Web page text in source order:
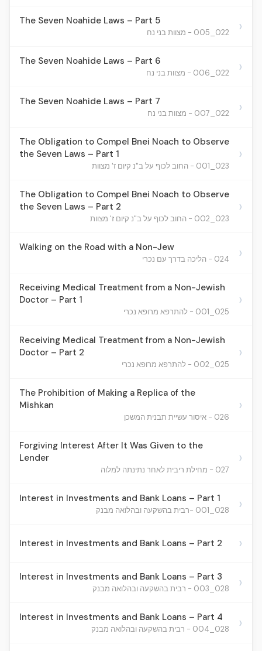
The Seven Noahide Laws – Part 5
022_005 - מצוות בני נח ›
The Seven Noahide Laws – Part 6
022_006 - מצוות בני נח ›
The Seven Noahide Laws – Part 7
022_007 - מצוות בני נח ›
The Obligation to Compel Bnei Noach to Observe
the Seven Laws – Part 1
023_001 - החוב לכוף על ב"נ קיום ז' מצוות
›
The Obligation to Compel Bnei Noach to Observe
the Seven Laws – Part 2
023_002 - החוב לכוף על ב"נ קיום ז' מצוות
›
Walking on the Road with a Non-Jew
024 - הליכה בדרך עם נכרי ›
Receiving Medical Treatment from a Non-Jewish
Doctor – Part 1
025_001 - להתרפא מרופא נכרי
›
Receiving Medical Treatment from a Non-Jewish
Doctor – Part 2
025_002 - להתרפא מרופא נכרי
›
The Prohibition of Making a Replica of the
Mishkan
026 - איסור עשיית תבנית המשכן
›
Forgiving Interest After It Was Given to the
Lender
027 - מחילת ריבית לאחר נתינתה למלוה
›
Interest in Investments and Bank Loans – Part 1
028_001 -רבית בהשקעה ובהלואה מבנק ›
Interest in Investments and Bank Loans – Part 2 ›
Interest in Investments and Bank Loans – Part 3
028_003 - רבית בהשקעה ובהלואה מבנק ›
Interest in Investments and Bank Loans – Part 4
028_004 - רבית בהשקעה ובהלואה מבנק ›